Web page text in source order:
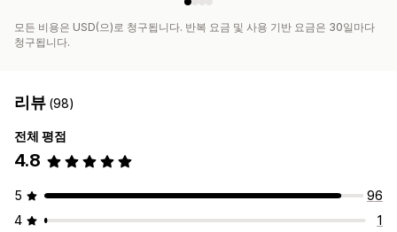
모든 비용은 USD(으)로 청구됩니다. 반복 요금 및 사용 기반 요금은 30일마다
청구됩니다.
리뷰 (98)
전체 평점
4.8
5
96
4
1